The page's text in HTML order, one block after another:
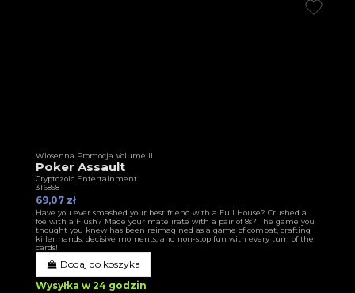
Wiosenna Promocja Volume II
Poker Assault
Cryptozoic Entertainment
3T6898
69,07 zł
Have you ever smashed your best friend with a Full House? Crushed a
foe with a Flush? Made your mate irate with a pair of 8s? The game you
thought you knew has been reimagined as a game of combat, crafting
killer hands, decisive moments, and non-stop fun with every turn of the
cards!
Dodaj do koszyka
Wysyłka w 24 godzin